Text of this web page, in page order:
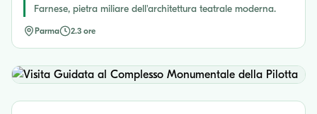
Farnese, pietra miliare dell'architettura teatrale moderna.
Parma 2.3 ore